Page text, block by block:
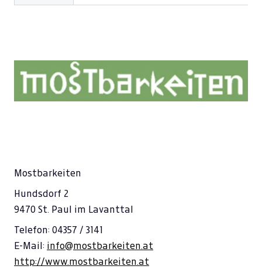
Mostbarkeiten
Hundsdorf 2
9470 St. Paul im Lavanttal
Telefon: 04357 / 3141
E-Mail: info@mostbarkeiten.at
http://www.mostbarkeiten.at